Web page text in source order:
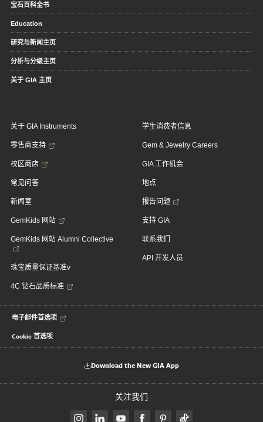
宝石百科全书
Education
研究与新闻主页
分析与分级主页
关于 GIA 主页
关于 GIA Instruments
零售商支持
校区商店
常见问答
新闻室
GemKids 网站
GemKids 网站 Alumni Collective
珠宝质量保证基准v
4C 钻石品质标准
学生消费者信息
Gem & Jewelry Careers
GIA 工作机会
地点
报告问题
支持 GIA
联系我们
API 开发人员
电子邮件首选项
Cookie 首选项
Download the New GIA App
关注我们